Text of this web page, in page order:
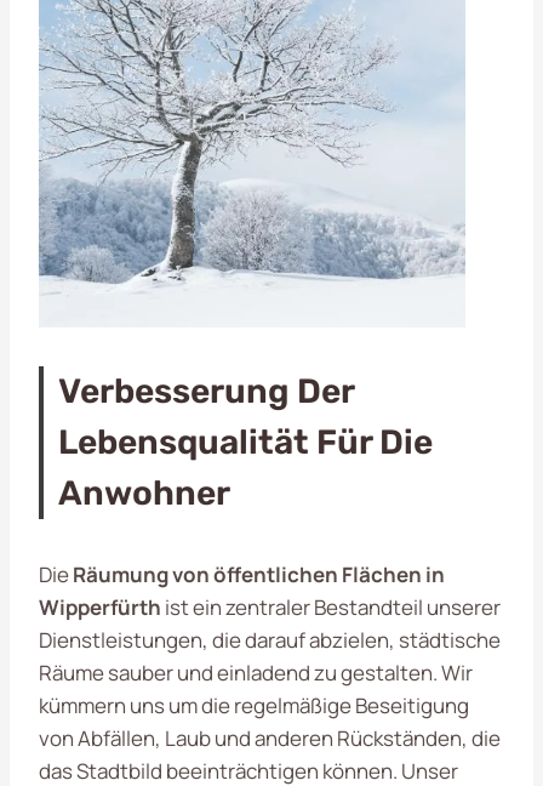
Verbesserung Der
Lebensqualität Für Die
Anwohner
DieRäumung von öffentlichen Flächen in
Wipperfürth ist ein zentraler Bestandteil unserer
Dienstleistungen, die darauf abzielen, städtische
Räume sauber und einladend zu gestalten. Wir
kümmern uns um die regelmäßige Beseitigung
von Abfällen, Laub und anderen Rückständen, die
das Stadtbild beeinträchtigen können. Unser